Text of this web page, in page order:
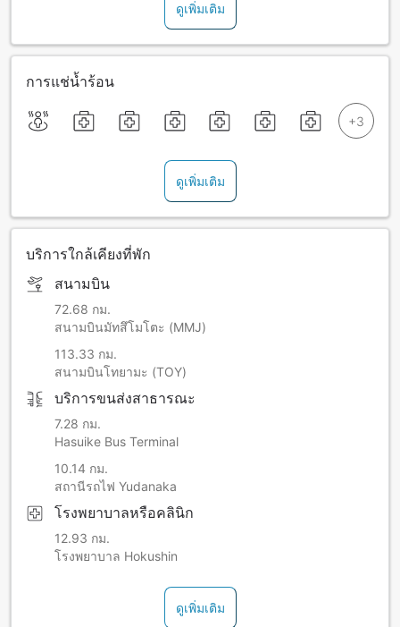
ดูเพิ่มเติม
การแช่น้ำร้อน
ดูเพิ่มเติม
บริการใกล้เคียงที่พัก
สนามบิน
72.68 กม.
สนามบินมัทสึโมโตะ (MMJ)
113.33 กม.
สนามบินโทยามะ (TOY)
บริการขนส่งสาธารณะ
7.28 กม.
Hasuike Bus Terminal
10.14 กม.
สถานีรถไฟ Yudanaka
โรงพยาบาลหรือคลินิก
12.93 กม.
โรงพยาบาล Hokushin
ดูเพิ่มเติม